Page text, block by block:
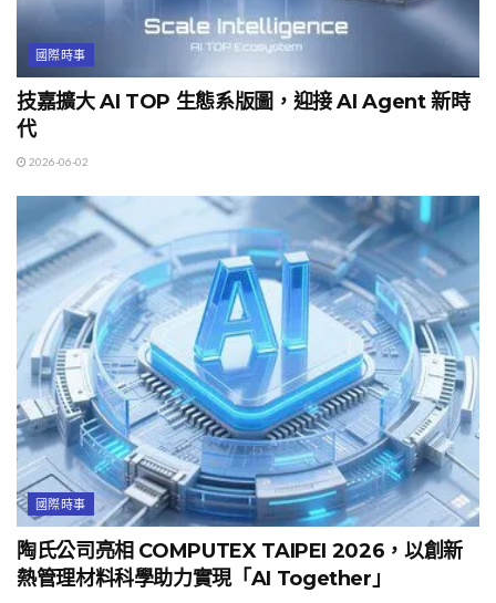
國際時事
技嘉擴大 AI TOP 生態系版圖，迎接 AI Agent 新時
代
2026-06-02
國際時事
陶氏公司亮相 COMPUTEX TAIPEI 2026，以創新
熱管理材料科學助力實現「AI Together」